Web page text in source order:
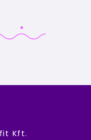
Kft.